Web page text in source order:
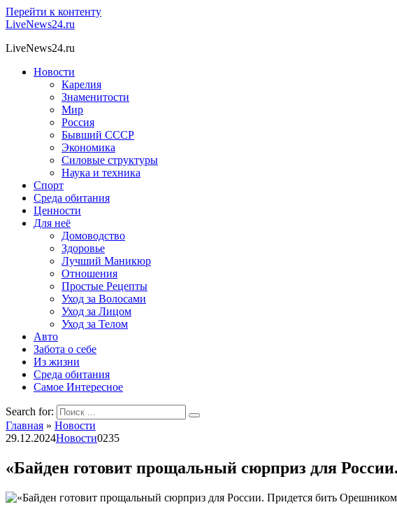
Перейти к контенту
LiveNews24.ru
LiveNews24.ru
Новости
Карелия
Знаменитости
Мир
Россия
Бывший СССР
Экономика
Силовые структуры
Наука и техника
Спорт
Среда обитания
Ценности
Для неё
Домоводство
Здоровье
Лучший Маникюр
Отношения
Простые Рецепты
Уход за Волосами
Уход за Лицом
Уход за Телом
Авто
Забота о себе
Из жизни
Среда обитания
Самое Интересное
Search for:
Главная » Новости
29.12.2024Новости0235
«Байден готовит прощальный сюрприз для